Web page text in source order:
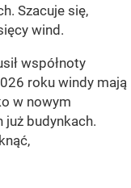
Szacuje się,
wind.
współnoty
roku windy mają
w nowym
budynkach.